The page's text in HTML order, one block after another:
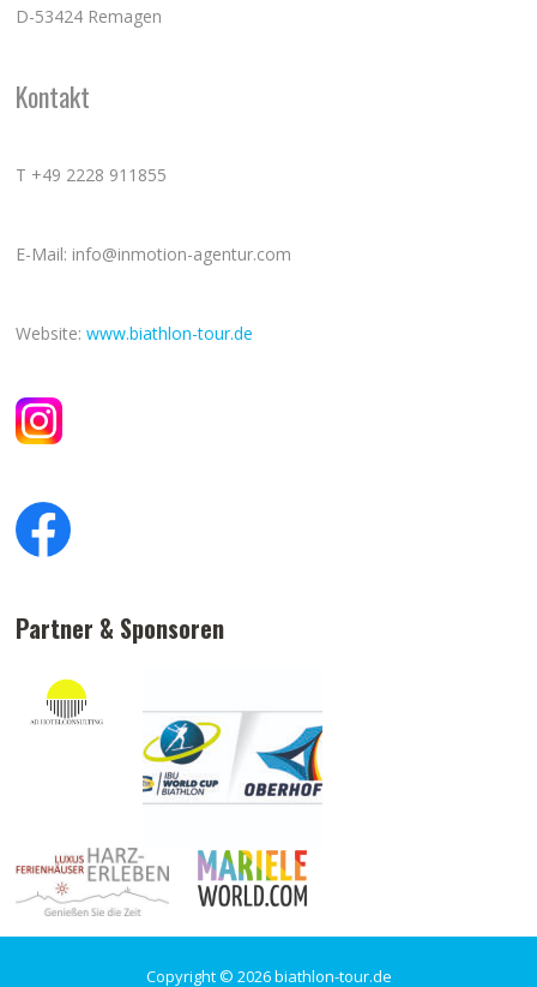
D-53424 Remagen
Kontakt
T +49 2228 911855
E-Mail: info@inmotion-agentur.com
Website:www.biathlon-tour.de
Partner & Sponsoren
Copyright © 2026 biathlon-tour.de